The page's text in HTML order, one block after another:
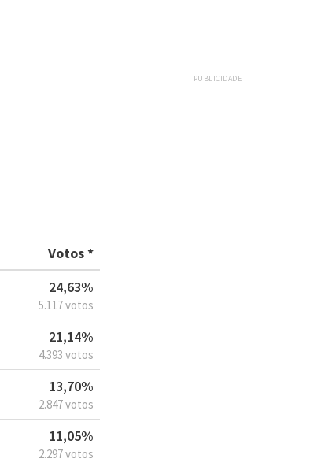
PUBLICIDADE
Votos *
24,63%
5.117 votos
21,14%
4.393 votos
13,70%
2.847 votos
11,05%
2.297 votos